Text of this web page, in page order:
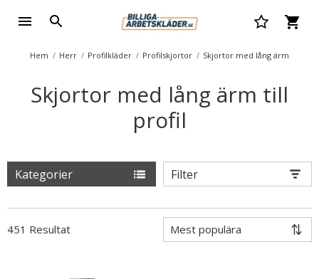
Hem Herr Profilkläder Profilskjortor Skjortor med lång ärm
Skjortor med lång ärm till
profil
Kategorier Filter
451 Resultat